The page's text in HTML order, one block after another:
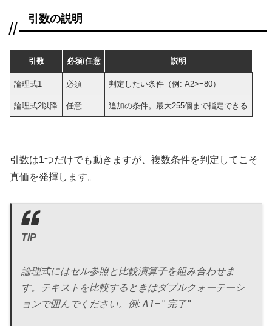
引数の説明
引数 必須/任意 説明
論理式1 必須 判定したい条件（例: A2>=80）
論理式2以降 任意 追加の条件。最大255個まで指定できる
引数は1つだけでも動きますが、複数条件を判定してこそ
真価を発揮します。
TIP
論理式にはセル参照と比較演算子を組み合わせま
す。テキストを比較するときはダブルクォーテーシ
ョンで囲んでください。例: A1="完了"